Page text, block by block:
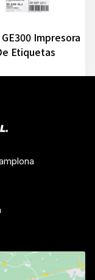
Impresora
Etiquetas